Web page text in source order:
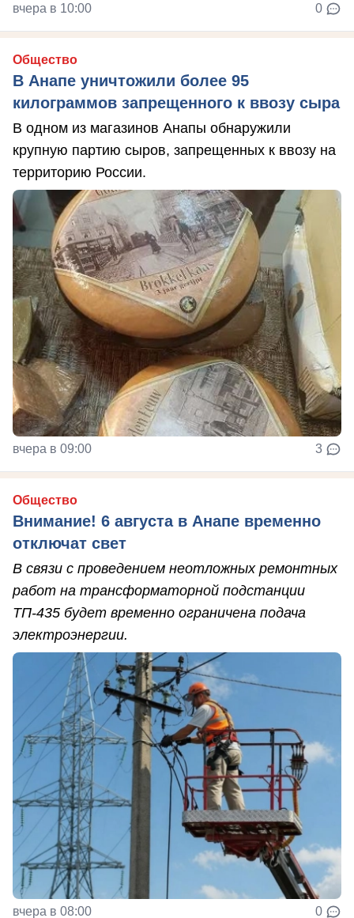
вчера в 10:00 0
Общество
В Анапе уничтожили более 95
килограммов запрещенного к ввозу сыра
В одном из магазинов Анапы обнаружили
крупную партию сыров, запрещенных к ввозу на
территорию России.
вчера в 09:00 3
Общество
Внимание! 6 августа в Анапе временно
отключат свет
В связи с проведением неотложных ремонтных
работ на трансформаторной подстанции
ТП-435 будет временно ограничена подача
электроэнергии.
вчера в 08:00 0